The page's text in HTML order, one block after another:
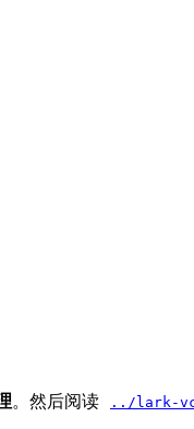
。然后阅读 ../lark-